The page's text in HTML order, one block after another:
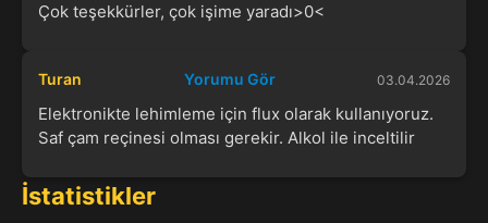
Çok teşekkürler, çok işime yaradı>0<
Turan Yorumu Gör 03.04.2026
Elektronikte lehimleme için flux olarak kullanıyoruz.
Saf çam reçinesi olması gerekir. Alkol ile inceltilir
İstatistikler